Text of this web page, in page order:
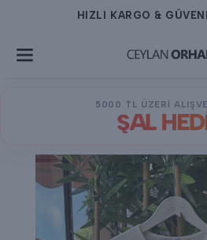
HIZLI KARGO &
5000 TL ÜZERİ
ŞAL